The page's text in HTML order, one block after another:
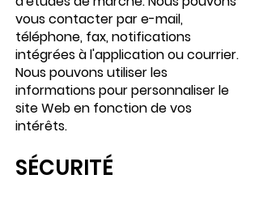
vous contacter par e-mail,
téléphone, fax, notifications
intégrées à l'application ou courrier.
Nous pouvons utiliser les
informations pour personnaliser le
site Web en fonction de vos
intérêts.
SÉCURITÉ